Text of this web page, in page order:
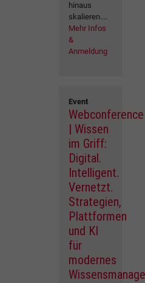
hinaus
skalieren....
Mehr Infos
&
Anmeldung
Event
Webconference
| Wissen
im Griff:
Digital.
Intelligent.
Vernetzt.
Strategien,
Plattformen
und KI
für
modernes